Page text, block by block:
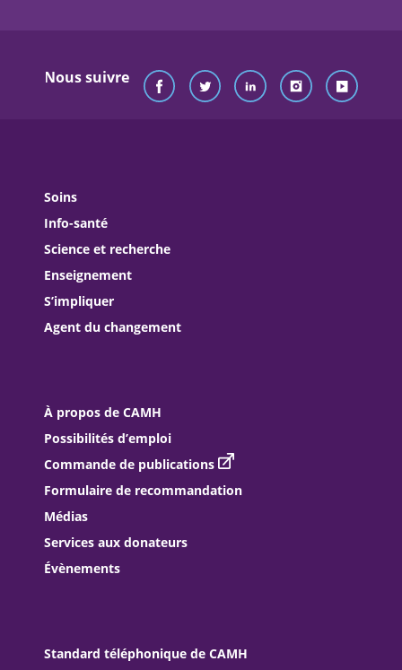
Nous suivre
Soins
Info-santé
Science et recherche
Enseignement
S’impliquer
Agent du changement
À propos de CAMH
Possibilités d’emploi
Commande de publications
Formulaire de recommandation
Médias
Services aux donateurs
Évènements
Standard téléphonique de CAMH